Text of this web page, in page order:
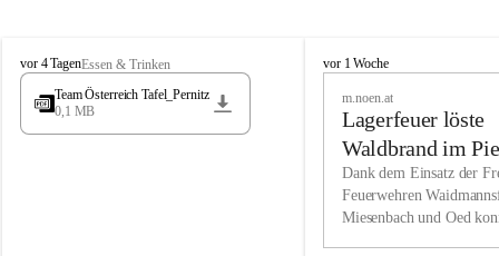
vielfältige Angebot unserer Kulturvereine.
Überzeugen Sie sich selbst, dass Sie in Miesenbach sowie
in den Beherbergungsbetrieben, Gaststätten und urigen
Wir kennen Miesenbach als lebens- und liebenswerten Ort.
Tradition und Innovation werden ebenso groß geschrieben
M
i
s
vor 4 TagenEssen & Trinken
Team Österreich Tafel_Pernitz
0,1 MB
M
h
vor 1 Woche
m.noen.at
Lagerfeuer löste
Waldbrand im
aus
Dank dem Einsatz der
Feuerwehren
Miesenbach und Oed